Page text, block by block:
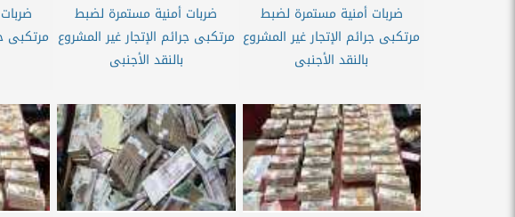
ضربات أمنية مستمرة لضبط
مرتكبى جرائم الإتجار غير المشروع
بالنقد الأجنبى
ضربات أمنية مستمرة لضبط
مرتكبى جرائم الإتجار غير المشروع
بالنقد الأجنبى
مرتكبى